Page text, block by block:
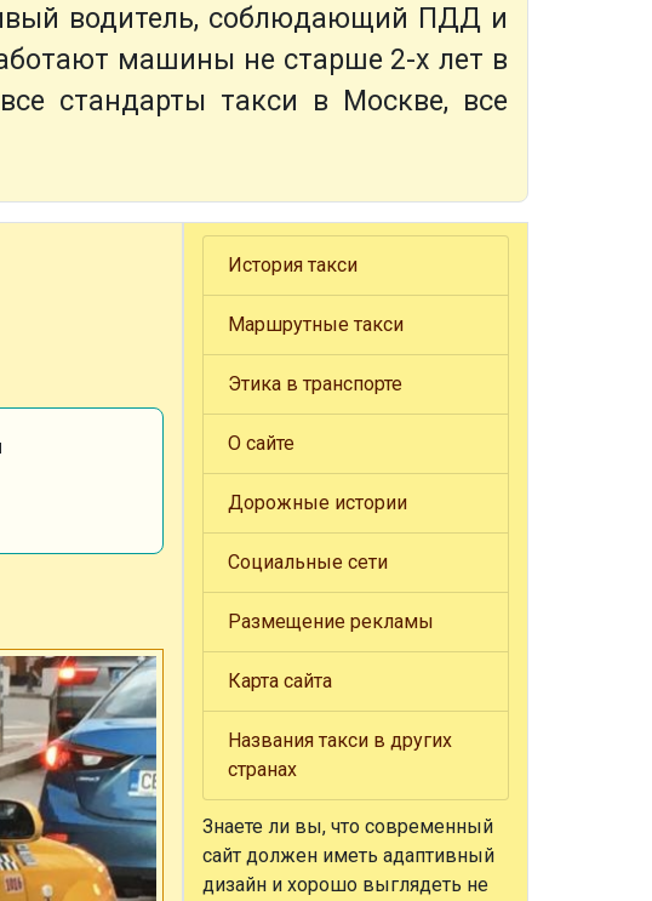
водитель, соблюдающий ПДД и
машины не старше 2-х лет в
стандарты такси в Москве, все
История такси
Маршрутные такси
Этика в транспорте
О сайте
Дорожные истории
Социальные сети
Размещение рекламы
Карта сайта
Названия такси в других
странах
Знаете ли вы, что современный
сайт должен иметь адаптивный
дизайн и хорошо выглядеть не